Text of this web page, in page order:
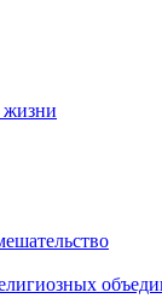
жизни